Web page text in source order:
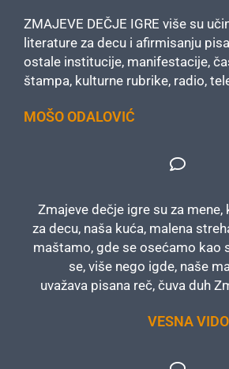
ZMAJEVE DEČJE IGRE više su
literature za decu i afirmisanju
ostale institucije, manifestacije,
štampa, kulturne rubrike, radio,
MOŠO ODALOVIĆ
Zmajeve dečje igre su za mene,
za decu, naša kuća, malena
maštamo, gde se osećamo kao
se, više nego igde, naše
uvažava pisana reč, čuva duh
VESNA